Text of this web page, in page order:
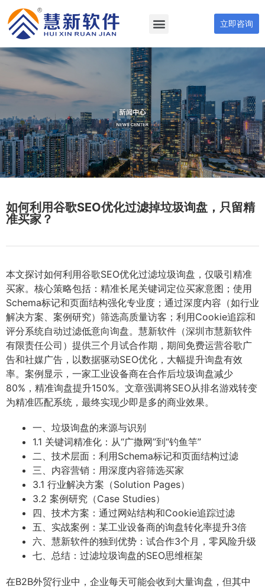
立即咨询
如何利用谷歌SEO优化过滤掉垃圾询盘，只留精
准买家？
本文探讨如何利用谷歌SEO优化过滤垃圾询盘，仅吸引精准
买家。核心策略包括：精准长尾关键词定位买家意图；使用
Schema标记和页面结构强化专业度；通过深度内容（如行业
解决方案、案例研究）筛选高质量访客；利用Cookie追踪和
评分系统自动过滤低意向询盘。慧新软件（深圳市慧新软件
有限责任公司）提供三个月试合作期，期间免费运营谷歌广
告和社媒广告，以数据驱动SEO优化，大幅提升询盘有效
率。案例显示，一家工业设备商在合作后垃圾询盘减少
80%，精准询盘提升150%。文章强调将SEO从排名游戏转变
为精准匹配系统，最终实现少即是多的商业效果。
一、垃圾询盘的来源与识别
1.1 关键词精准化：从“广撒网”到“钓鱼竿”
二、技术层面：利用Schema标记和页面结构过滤
三、内容营销：用深度内容筛选买家
3.1 行业解决方案（Solution Pages）
3.2 案例研究（Case Studies）
四、技术方案：通过网站结构和Cookie追踪过滤
五、实战案例：某工业设备商的询盘转化率提升3倍
六、慧新软件的独到优势：试合作3个月，零风险升级
七、总结：过滤垃圾询盘的SEO思维框架
在B2B外贸行业中，企业每天可能会收到大量询盘，但其中